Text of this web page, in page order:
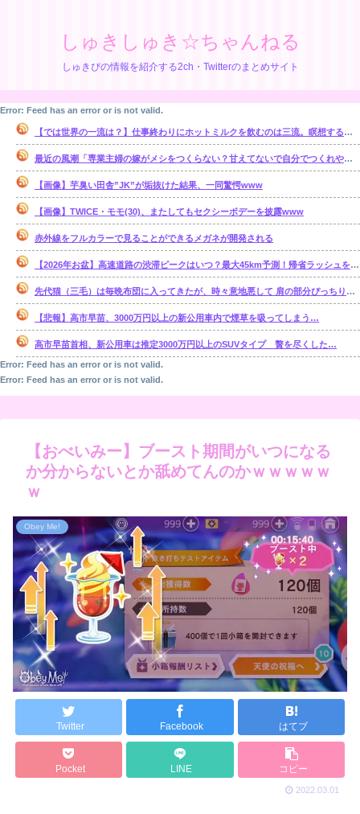
しゅきしゅき☆ちゃんねる
しゅきぴの情報を紹介する2ch・Twitterのまとめサイト
Error: Feed has an error or is not valid.
【では世界の一流は？】仕事終わりにホットミルクを飲むのは三流。瞑想するのは二流
最近の風潮「専業主婦の嫁がメシをつくらない？甘えてないで自分でつくれやｗ」←これ正論なの？
【画像】芋臭い田舎”JK”が垢抜けた結果、一同驚愕www
【画像】TWICE・モモ(30)、またしてもセクシーボデーを披露www
赤外線をフルカラーで見ることができるメガネが開発される
【2026年お盆】高速道路の渋滞ピークはいつ？最大45km予測！帰省ラッシュを避ける狙い目を解説
先代猫（三毛）は毎晩布団に入ってきたが、時々意地悪して 肩の部分ぴっちり布団ガードして入れなくしてると・・・【再】
【悲報】高市早苗、3000万円以上の新公用車内で煙草を吸ってしまう…
高市早苗首相、新公用車は推定3000万円以上のSUVタイプ 贅を尽くした…
Error: Feed has an error or is not valid.
Error: Feed has an error or is not valid.
【おべいみー】ブースト期間がいつになる
か分からないとか舐めてんのかｗｗｗｗｗ
ｗ
Obey Me!
Twitter Facebook はてブ
Pocket LINE コピー
2022.03.01